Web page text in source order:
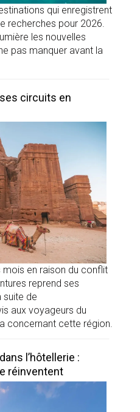
qui enregistrent
recherches pour 2026.
les nouvelles
pas manquer avant la
circuits en
en raison du conflit
reprend ses
suite de
aux voyageurs du
concernant cette région.
l’hôtellerie :
réinventent